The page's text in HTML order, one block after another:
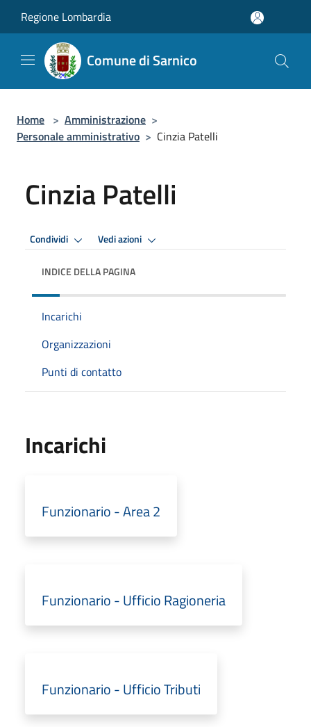
Regione Lombardia
Comune di Sarnico
Home > Amministrazione >
Personale amministrativo > Cinzia Patelli
Cinzia Patelli
Condividi Vedi azioni
INDICE DELLA PAGINA
Incarichi
Organizzazioni
Punti di contatto
Incarichi
Funzionario - Area 2
Funzionario - Ufficio Ragioneria
Funzionario - Ufficio Tributi